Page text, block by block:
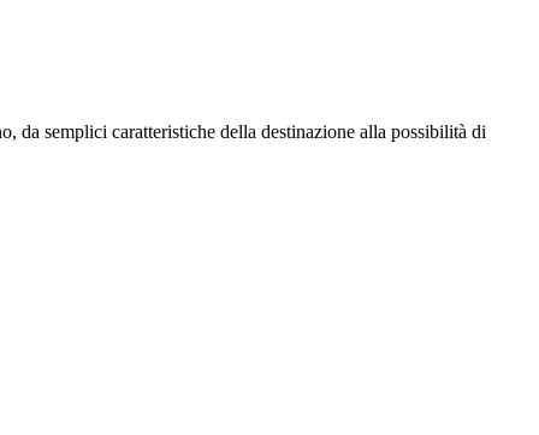
da semplici caratteristiche della destinazione alla possibilità di